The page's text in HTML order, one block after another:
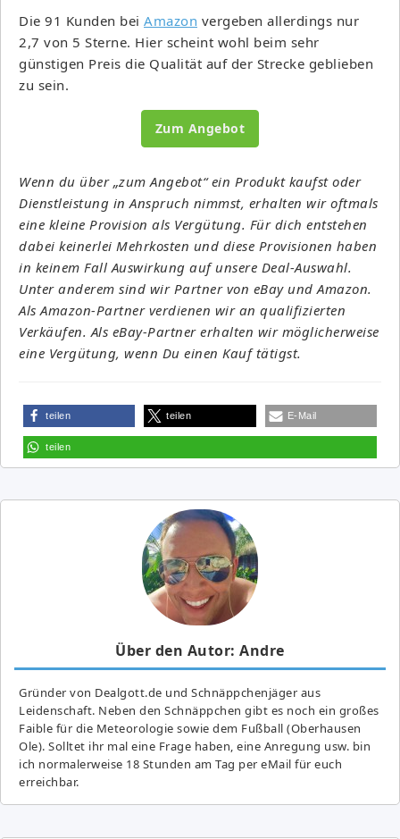
Die 91 Kunden bei Amazon vergeben allerdings nur
2,7 von 5 Sterne. Hier scheint wohl beim sehr
günstigen Preis die Qualität auf der Strecke geblieben
zu sein.
Zum Angebot
Wenn du über „zum Angebot“ ein Produkt kaufst oder
Dienstleistung in Anspruch nimmst, erhalten wir oftmals
eine kleine Provision als Vergütung. Für dich entstehen
dabei keinerlei Mehrkosten und diese Provisionen haben
in keinem Fall Auswirkung auf unsere Deal-Auswahl.
Unter anderem sind wir Partner von eBay und Amazon.
Als Amazon-Partner verdienen wir an qualifizierten
Verkäufen. Als eBay-Partner erhalten wir möglicherweise
eine Vergütung, wenn Du einen Kauf tätigst.
teilen teilen E-Mail
teilen
Über den Autor: Andre
Gründer von Dealgott.de und Schnäppchenjäger aus
Leidenschaft. Neben den Schnäppchen gibt es noch ein großes
Fai­ble für die Meteorologie sowie dem Fußball (Oberhausen
Ole). Solltet ihr mal eine Frage haben, eine Anregung usw. bin
ich normalerweise 18 Stunden am Tag per eMail für euch
erreichbar.